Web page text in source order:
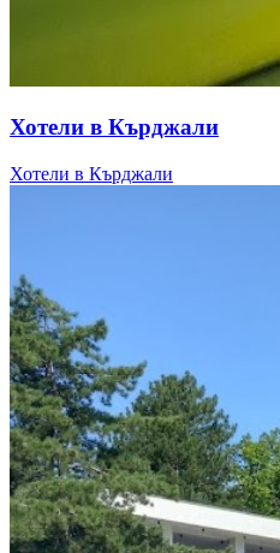
Хотели в Кърджали
Хотели в Кърджали